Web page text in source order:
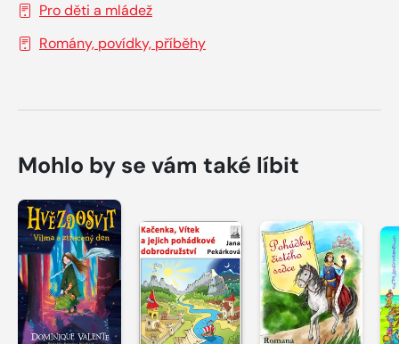
Pro děti a mládež
Romány, povídky, příběhy
Mohlo by se vám také líbit